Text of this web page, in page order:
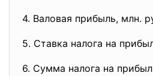
4. Валовая прибыль, млн.
5. Ставка налога на
6. Сумма налога на